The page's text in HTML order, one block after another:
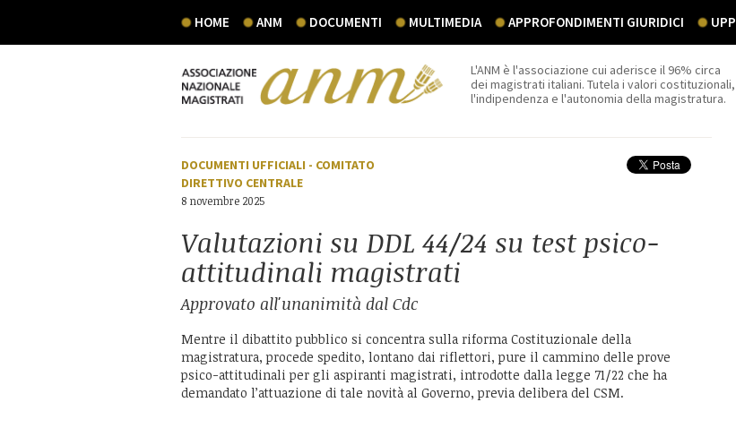
HOME ANM DOCUMENTI MULTIMEDIA APPROFONDIMENTI GIURIDICI UPP
L'ANM è l'associazione cui aderisce il 96% circa
dei magistrati italiani. Tutela i valori costituzionali,
l'indipendenza e l'autonomia della magistratura.
DOCUMENTI UFFICIALI - COMITATO
DIRETTIVO CENTRALE
8 novembre 2025
Valutazioni su DDL 44/24 su test psico-
attitudinali magistrati
Approvato all'unanimità dal Cdc
Mentre il dibattito pubblico si concentra sulla riforma Costituzionale della
magistratura, procede spedito, lontano dai riflettori, pure il cammino delle prove
psico-attitudinali per gli aspiranti magistrati, introdotte dalla legge 71/22 che ha
demandato l’attuazione di tale novità al Governo, previa delibera del CSM.